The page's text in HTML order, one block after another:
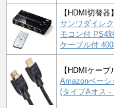
【HDMI切替器】
サンワダイレ
モコン付 PS4
ケーブル付
【HDMIケーブ
Amazonベーシ
(タイプAオス -